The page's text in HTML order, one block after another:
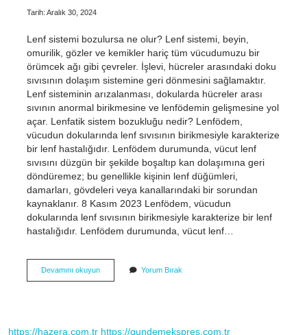
Tarih: Aralık 30, 2024
Lenf sistemi bozulursa ne olur? Lenf sistemi, beyin,
omurilik, gözler ve kemikler hariç tüm vücudumuzu bir
örümcek ağı gibi çevreler. İşlevi, hücreler arasındaki doku
sıvısının dolaşım sistemine geri dönmesini sağlamaktır.
Lenf sisteminin arızalanması, dokularda hücreler arası
sıvının anormal birikmesine ve lenfödemin gelişmesine yol
açar. Lenfatik sistem bozukluğu nedir? Lenfödem,
vücudun dokularında lenf sıvısının birikmesiyle karakterize
bir lenf hastalığıdır. Lenfödem durumunda, vücut lenf
sıvısını düzgün bir şekilde boşaltıp kan dolaşımına geri
döndüremez; bu genellikle kişinin lenf düğümleri,
damarları, gövdeleri veya kanallarındaki bir sorundan
kaynaklanır. 8 Kasım 2023 Lenfödem, vücudun
dokularında lenf sıvısının birikmesiyle karakterize bir lenf
hastalığıdır. Lenfödem durumunda, vücut lenf…
Devamını okuyunLenfatik
Bozukluğu
Yorum Bırak
https://hazera.com.tr https://gundemekspres.com.tr